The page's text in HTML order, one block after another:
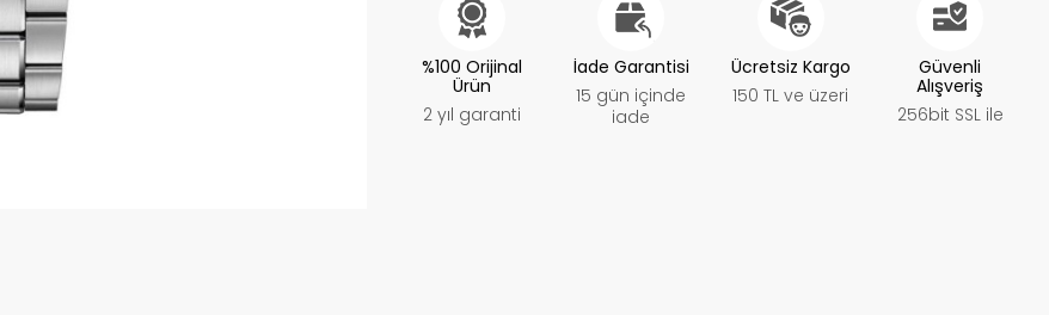
%100 Orijinal
Ürün
2 yıl garanti
İade Garantisi
15 gün içinde
iade
Ücretsiz Kargo
150 TL ve üzeri
Güvenli
Alışveriş
256bit SSL ile